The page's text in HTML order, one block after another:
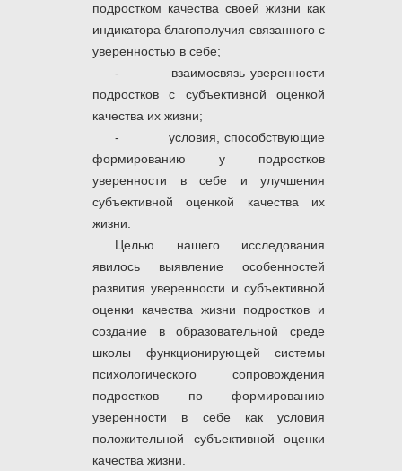
подростком качества своей жизни как
индикатора благополучия связанного с
уверенностью в себе;
- взаимосвязь уверенности
подростков с субъективной оценкой
качества их жизни;
- условия, способствующие
формированию у подростков
уверенности в себе и улучшения
субъективной оценкой качества их
жизни.
Целью нашего исследования
явилось выявление особенностей
развития уверенности и субъективной
оценки качества жизни подростков и
создание в образовательной среде
школы функционирующей системы
психологического сопровождения
подростков по формированию
уверенности в себе как условия
положительной субъективной оценки
качества жизни.